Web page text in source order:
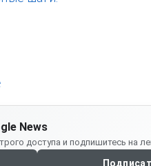
News
доступа и подпишитесь на